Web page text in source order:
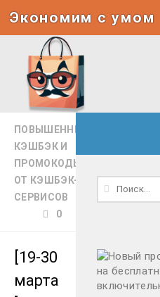
Под записью
Экономим с умом
ПОВЫШЕННЫЙ
КЭШБЭК И
ПРОМОКОДЫ
ОТ КЭШБЭК-
СЕРВИСОВ
0
[19-30
марта
Найти: